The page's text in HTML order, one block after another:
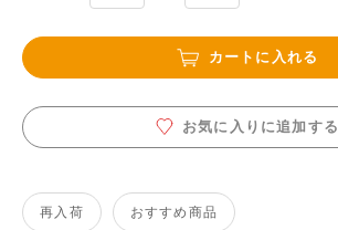
カートに入れる
お気に入りに追加する
再入荷 おすすめ商品